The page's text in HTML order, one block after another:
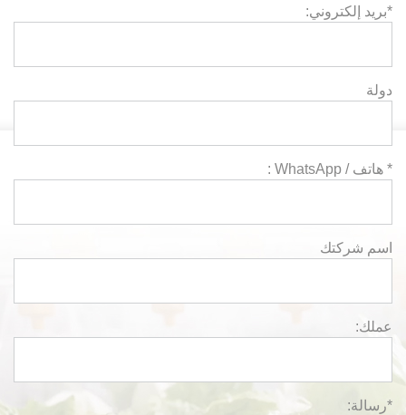
*بريد إلكتروني:
دولة
* هاتف / WhatsApp :
اسم شركتك
عملك:
*رسالة: